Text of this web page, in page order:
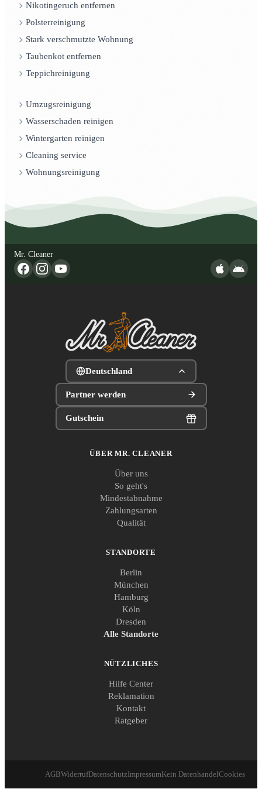
Nikotingeruch entfernen
Polsterreinigung
Stark verschmutzte Wohnung
Taubenkot entfernen
Teppichreinigung
Umzugsreinigung
Wasserschaden reinigen
Wintergarten reinigen
Cleaning service
Wohnungsreinigung
Mr. Cleaner
Deutschland
Partner werden
Gutschein
ÜBER MR. CLEANER
Über uns
So geht's
Mindestabnahme
Zahlungsarten
Qualität
STANDORTE
Berlin
München
Hamburg
Köln
Dresden
Alle Standorte
NÜTZLICHES
Hilfe Center
Reklamation
Kontakt
Ratgeber
AGBWiderrufDatenschutzImpressumKein DatenhandelCookies